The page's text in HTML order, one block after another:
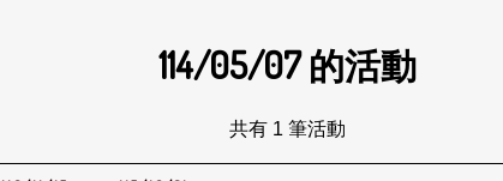
114/05/07的活動
共有 1 筆活動